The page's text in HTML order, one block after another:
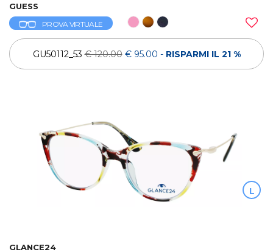
GUESS
PROVA VIRTUALE
GU50112_53€ 120.00 € 95.00 - RISPARMI IL 21 %
L
GLANCE24